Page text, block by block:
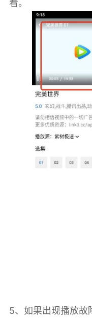
看。
5、如果出现播放故